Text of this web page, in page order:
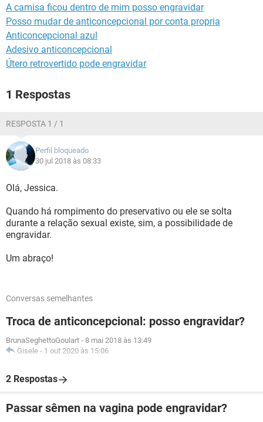
A camisa ficou dentro de mim posso engravidar
Posso mudar de anticoncepcional por conta propria
Anticoncepcional azul
Adesivo anticoncepcional
Útero retrovertido pode engravidar
1 Respostas
RESPOSTA 1 / 1
Perfil bloqueado
30 jul 2018 às 08:33
Olá, Jessica.
Quando há rompimento do preservativo ou ele se solta
durante a relação sexual existe, sim, a possibilidade de
engravidar.
Um abraço!
Conversas semelhantes
Troca de anticoncepcional: posso engravidar?
BrunaSeghettoGoulart - 8 mai 2018 às 13:49
Gisele - 1 out 2020 às 15:06
2 Respostas
Passar sêmen na vagina pode engravidar?